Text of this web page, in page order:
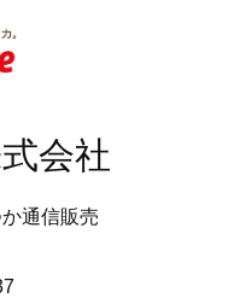
会社
通信販売